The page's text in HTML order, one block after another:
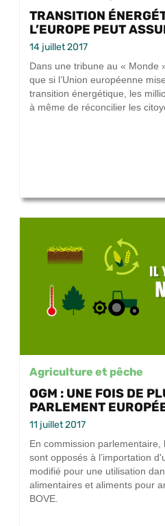
TRANSITION
L’EUROPE PEUT
14 juillet 2017
Dans une tribune au « Monde
que si l’Union européenne
transition énergétique, les
à même de réconcilier les
Agriculture et pêche
OGM : UNE FOIS DE
PARLEMENT
11 juillet 2017
En commission parlementaire,
sont opposés à l’importation
modifié pour une utilisation
alimentaires et aliments pour
BOVE.